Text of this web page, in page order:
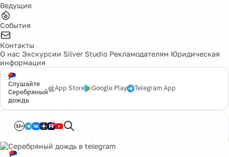
Ведущие
События
Контакты
О нас Экскурсии Silver Studio Рекламодателям Юридическая
информация
Слушайте
Серебряный
дождь
App Store Google Play Telegram App
12+